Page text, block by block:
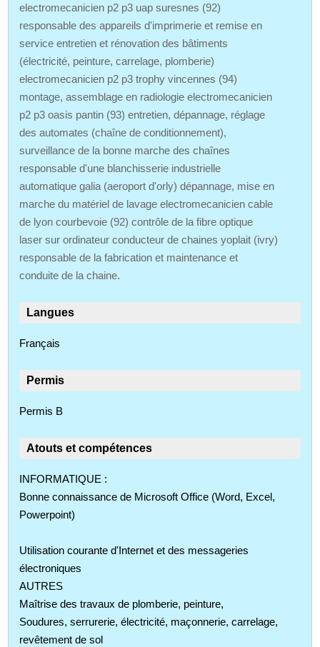
electromecanicien p2 p3 uap suresnes (92)
responsable des appareils d'imprimerie et remise en
service entretien et rénovation des bâtiments
(électricité, peinture, carrelage, plomberie)
electromecanicien p2 p3 trophy vincennes (94)
montage, assemblage en radiologie electromecanicien
p2 p3 oasis pantin (93) entretien, dépannage, réglage
des automates (chaîne de conditionnement),
surveillance de la bonne marche des chaînes
responsable d'une blanchisserie industrielle
automatique galia (aeroport d'orly) dépannage, mise en
marche du matériel de lavage electromecanicien cable
de lyon courbevoie (92) contrôle de la fibre optique
laser sur ordinateur conducteur de chaines yoplait (ivry)
responsable de la fabrication et maintenance et
conduite de la chaine.
Langues
Français
Permis
Permis B
Atouts et compétences
INFORMATIQUE :
Bonne connaissance de Microsoft Office (Word, Excel,
Powerpoint)
Utilisation courante d'Internet et des messageries
électroniques
AUTRES
Maîtrise des travaux de plomberie, peinture,
Soudures, serrurerie, électricité, maçonnerie, carrelage,
revêtement de sol